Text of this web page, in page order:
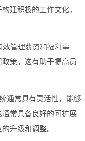
建积极的工作文化，
效管理薪资和福利事
策。这有助于提高员
通常具有灵活性，能够
常具备良好的可扩展
升级和调整。